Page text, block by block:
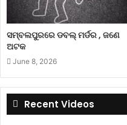
ସମ୍ବଲପୁରରେ ଡବଲ୍ ମର୍ଡର , ଜଣେ
ଅଟକ
June 8, 2026
Recent Videos